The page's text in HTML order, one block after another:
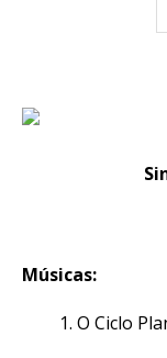
Músicas:
O Ciclo